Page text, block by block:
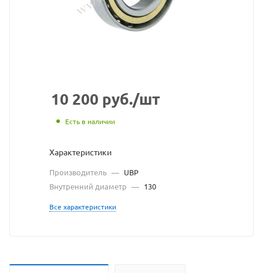
с
ссылке
https://
без
владельца
сайта
10 200 руб./шт
Есть в наличии
Характеристики
Производитель — UBP
Внутренний диаметр — 130
Все характеристики